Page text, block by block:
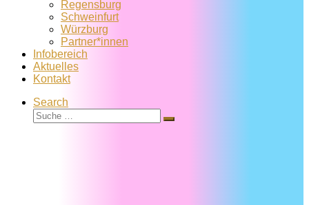
Regensburg
Schweinfurt
Würzburg
Partner*innen
Infobereich
Aktuelles
Kontakt
Search
Suche
Suche